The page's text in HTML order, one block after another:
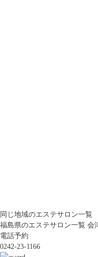
同じ地域のエステサロン一覧
福島県のエステサロン一覧 会
電話予約
0242-23-1166